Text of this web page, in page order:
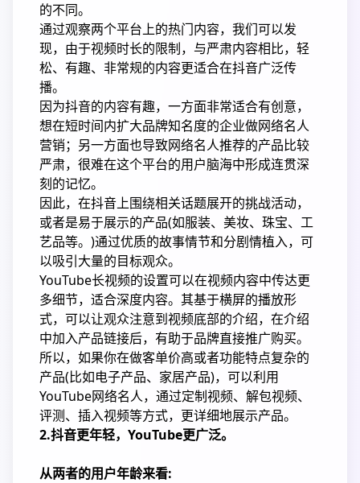
的不同。
通过观察两个平台上的热门内容，我们可以发
现，由于视频时长的限制，与严肃内容相比，轻
松、有趣、非常规的内容更适合在抖音广泛传
播。
因为抖音的内容有趣，一方面非常适合有创意，
想在短时间内扩大品牌知名度的企业做网络名人
营销；另一方面也导致网络名人推荐的产品比较
严肃，很难在这个平台的用户脑海中形成连贯深
刻的记忆。
因此，在抖音上围绕相关话题展开的挑战活动，
或者是易于展示的产品(如服装、美妆、珠宝、工
艺品等。)通过优质的故事情节和分剧情植入，可
以吸引大量的目标观众。
YouTube长视频的设置可以在视频内容中传达更
多细节，适合深度内容。其基于横屏的播放形
式，可以让观众注意到视频底部的介绍，在介绍
中加入产品链接后，有助于品牌直接推广购买。
所以，如果你在做客单价高或者功能特点复杂的
产品(比如电子产品、家居产品)，可以利用
YouTube网络名人，通过定制视频、解包视频、
评测、插入视频等方式，更详细地展示产品。
2.抖音更年轻，YouTube更广泛。
从两者的用户年龄来看: